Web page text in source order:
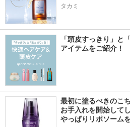
タカミ
「頭皮すっきり」と
アイテムをご紹介！
最初に塗るべきのこ
お手入れを開始して
やっぱりリポソーム